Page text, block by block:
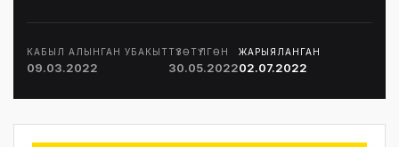
КАБЫЛ АЛЫНГАН УБАКЫТ
09.03.2022
ТҮЗӨТҮЛГӨН
30.05.2022
ЖАРЫЯЛАНГАН
02.07.2022